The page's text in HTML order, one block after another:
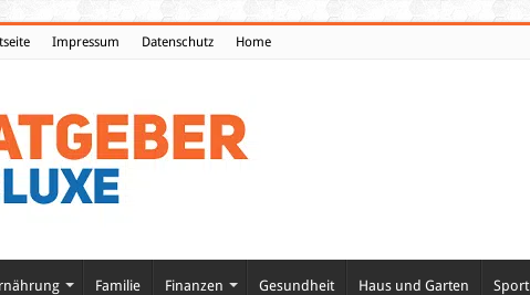
Impressum Datenschutz Home
Familie Finanzen Gesundheit Haus und Garten Sport